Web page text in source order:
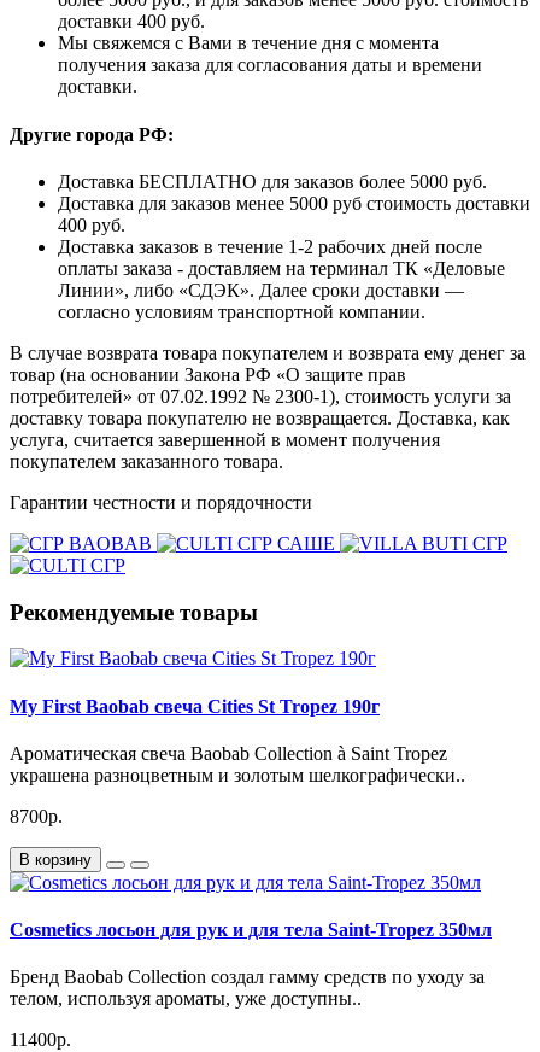
доставки 400 руб.
Мы свяжемся с Вами в течение дня с момента
получения заказа для согласования даты и времени
доставки.
Другие города РФ:
Доставка БЕСПЛАТНО для заказов более 5000 руб.
Доставка для заказов менее 5000 руб стоимость доставки
400 руб.
Доставка заказов в течение 1-2 рабочих дней после
оплаты заказа - доставляем на терминал ТК «Деловые
Линии», либо «СДЭК». Далее сроки доставки —
согласно условиям транспортной компании.
В случае возврата товара покупателем и возврата ему денег за
товар (на основании Закона РФ «О защите прав
потребителей» от 07.02.1992 № 2300-1), стоимость услуги за
доставку товара покупателю не возвращается. Доставка, как
услуга, считается завершенной в момент получения
покупателем заказанного товара.
Гарантии честности и порядочности
Рекомендуемые товары
My First Baobab свеча Cities St Tropez 190г
Ароматическая свеча Baobab Collection à Saint Tropez
украшена разноцветным и золотым шелкографически..
8700р.
В корзину
Cosmetics лосьон для рук и для тела Saint-Tropez 350мл
Бренд Baobab Collection создал гамму средств по уходу за
телом, используя ароматы, уже доступны..
11400р.